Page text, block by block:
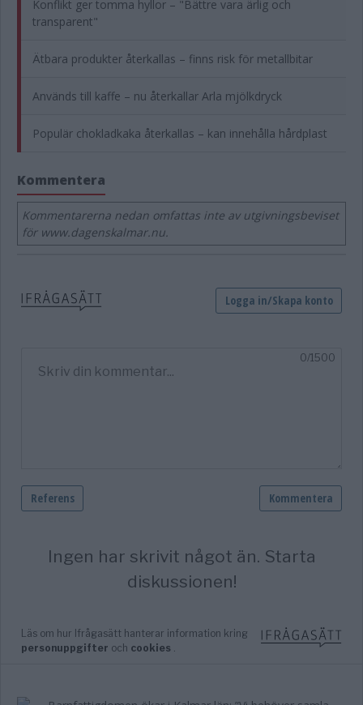
Konflikt ger tomma hyllor – "Bättre vara ärlig och
transparent"
Ätbara produkter återkallas – finns risk för metallbitar
Används till kaffe – nu återkallar Arla mjölkdryck
Populär chokladkaka återkallas – kan innehålla hårdplast
Kommentera
Kommentarerna nedan omfattas inte av utgivningsbeviset
för www.dagenskalmar.nu.